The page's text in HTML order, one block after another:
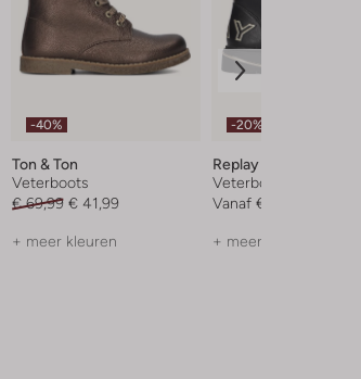
-40%
Ton & Ton
Veterboots
€ 69,99 € 41,99
+ meer kleuren
-20%
Replay
Veterboots
Vanaf € 71,99
+ meer kleuren